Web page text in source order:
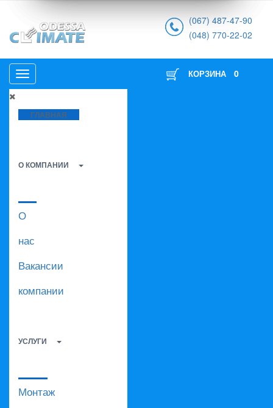
(067) 487-47-90
(048) 770-22-02
ГЛАВНАЯ
О КОМПАНИИ
О
нас
Вакансии
компании
УСЛУГИ
Монтаж
КОРЗИНА 0